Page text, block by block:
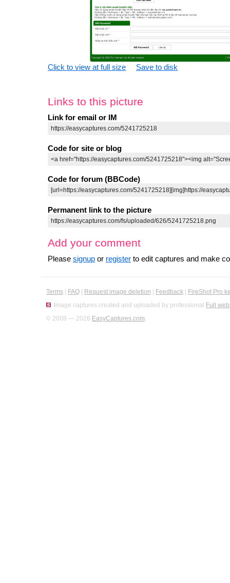
Click to view at full size Save to disk
Links to this picture
Link for email or IM
Code for site or blog
Code for forum (BBCode)
Permanent link to the picture
Add your comment
Please signup or register to edit captures and make
Terms FAQ Request image deletion Feedback
FireShot Pro
Image captures created and uploaded by professional Full
© 2008 — 2026 EasyCaptures.com.